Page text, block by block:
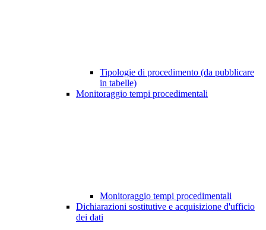
Tipologie di procedimento (da pubblicare
in tabelle)
Monitoraggio tempi procedimentali
Monitoraggio tempi procedimentali
Dichiarazioni sostitutive e acquisizione d'ufficio
dei dati